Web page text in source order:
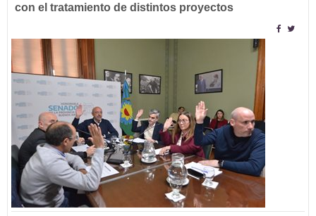
con el tratamiento de distintos proyectos